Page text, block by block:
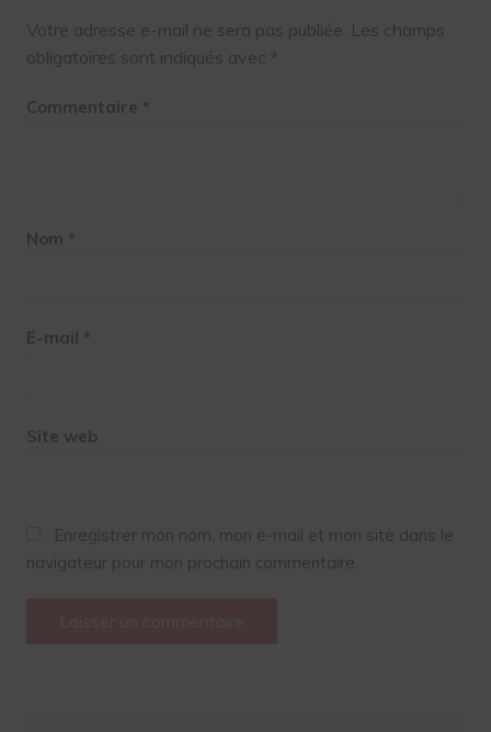
Votre adresse e-mail ne sera pas publiée. Les champs
obligatoires sont indiqués avec *
Commentaire *
Nom *
E-mail *
Site web
Enregistrer mon nom, mon e-mail et mon site dans le
navigateur pour mon prochain commentaire.